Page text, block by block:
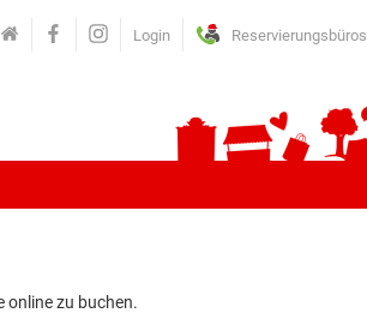
Login Reservierungsbüros
online zu buchen.